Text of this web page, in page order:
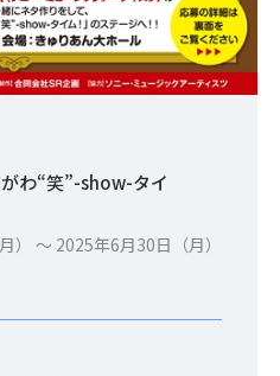
わ“笑”-show-タイ
） 〜 2025年6月30日（月）